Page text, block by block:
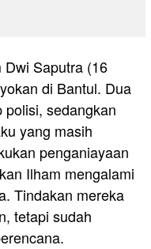
Saputra (16
di Bantul. Dua
sedangkan
yang masih
penganiayaan
Ilham mengalami
Tindakan mereka
tetapi sudah